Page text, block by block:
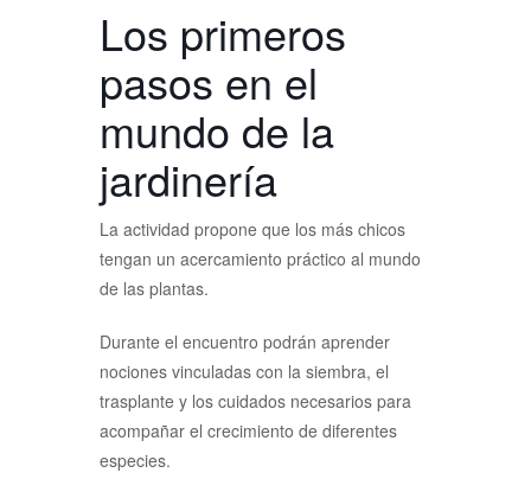
Los primeros
pasos en el
mundo de la
jardinería
La actividad propone que los más chicos
tengan un acercamiento práctico al mundo
de las plantas.
Durante el encuentro podrán aprender
nociones vinculadas con la siembra, el
trasplante y los cuidados necesarios para
acompañar el crecimiento de diferentes
especies.